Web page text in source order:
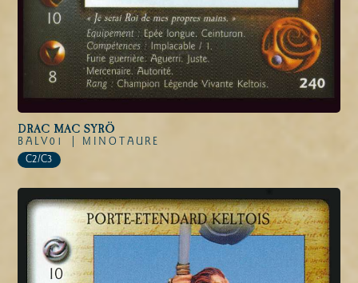
DRAC MAC SYRÖ
BALV01 |
MINOTAURE
C2/C3